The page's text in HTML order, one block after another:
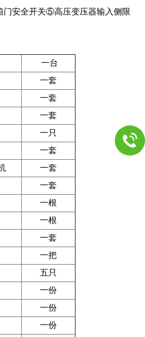
安全开关⑤高压变压器输入侧限
一台
一套
一套
一套
一只
一套
一套
一套
一根
一根
一套
一把
五只
一份
一份
一份